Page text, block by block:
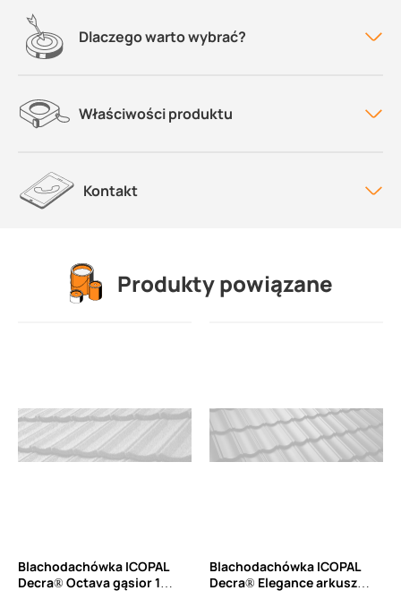
Dlaczego warto wybrać?
Właściwości produktu
Kontakt
Produkty powiązane
Blachodachówka ICOPAL
Decra® Octava gąsior 1
Blachodachówka ICOPAL
Decra® Elegance arkusz